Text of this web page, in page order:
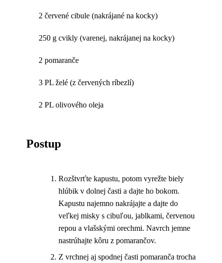
2 červené cibule (nakrájané na kocky)
250 g cvikly (varenej, nakrájanej na kocky)
2 pomaranče
3 PL želé (z červených ríbezlí)
2 PL olivového oleja
Postup
Rozštvrťte kapustu, potom vyrežte biely
hlúbik v dolnej časti a dajte ho bokom.
Kapustu najemno nakrájajte a dajte do
veľkej misky s cibuľou, jablkami, červenou
repou a vlašskými orechmi. Navrch jemne
nastrúhajte kôru z pomarančov.
Z vrchnej aj spodnej časti pomaranča trocha